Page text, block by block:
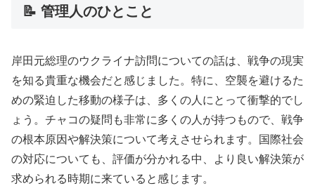
📝 管理人のひとこと
岸田元総理のウクライナ訪問についての話は、戦争の現実
を知る貴重な機会だと感じました。特に、空襲を避けるた
めの緊迫した移動の様子は、多くの人にとって衝撃的でし
ょう。チャコの疑問も非常に多くの人が持つもので、戦争
の根本原因や解決策について考えさせられます。国際社会
の対応についても、評価が分かれる中、より良い解決策が
求められる時期に来ていると感じます。